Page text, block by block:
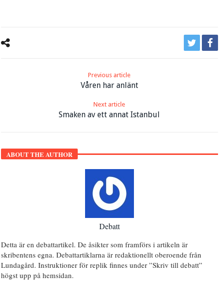
Previous article
Våren har anlänt
Next article
Smaken av ett annat Istanbul
ABOUT THE AUTHOR
Debatt
Detta är en debattartikel. De åsikter som framförs i artikeln är
skribentens egna. Debattartiklarna är redaktionellt oberoende från
Lundagård. Instruktioner för replik finnes under ”Skriv till debatt”
högst upp på hemsidan.